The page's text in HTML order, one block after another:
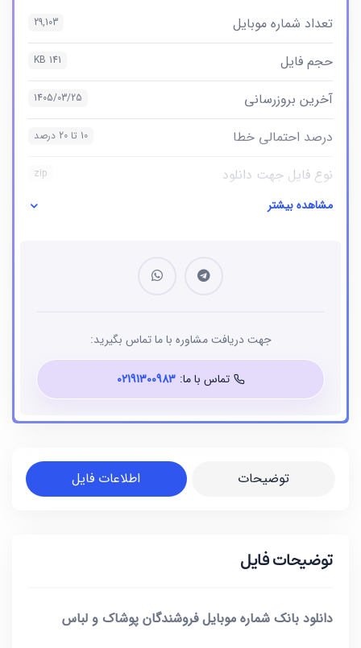
توضیحات اطلاعات فایل
توضیحات فایل
دانلود بانک شماره موبایل فروشندگان پوشاک و لباس
تعداد شماره موبایل 29,103
حجم فایل 141 KB
آخرین بروزرسانی 1405/03/25
درصد احتمالی خطا 10 تا 20 درصد
نوع فایل جهت دانلود zip
نوع فایل بانک شماره موبایل مشاهده بیشتر
جهت دریافت مشاوره با ما تماس بگیرید:
تماس با ما: 02191300983